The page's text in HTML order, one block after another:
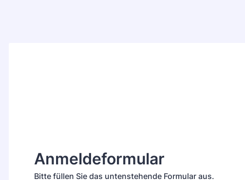
Anmeldeformular
Bitte füllen Sie das untenstehende Formular aus.